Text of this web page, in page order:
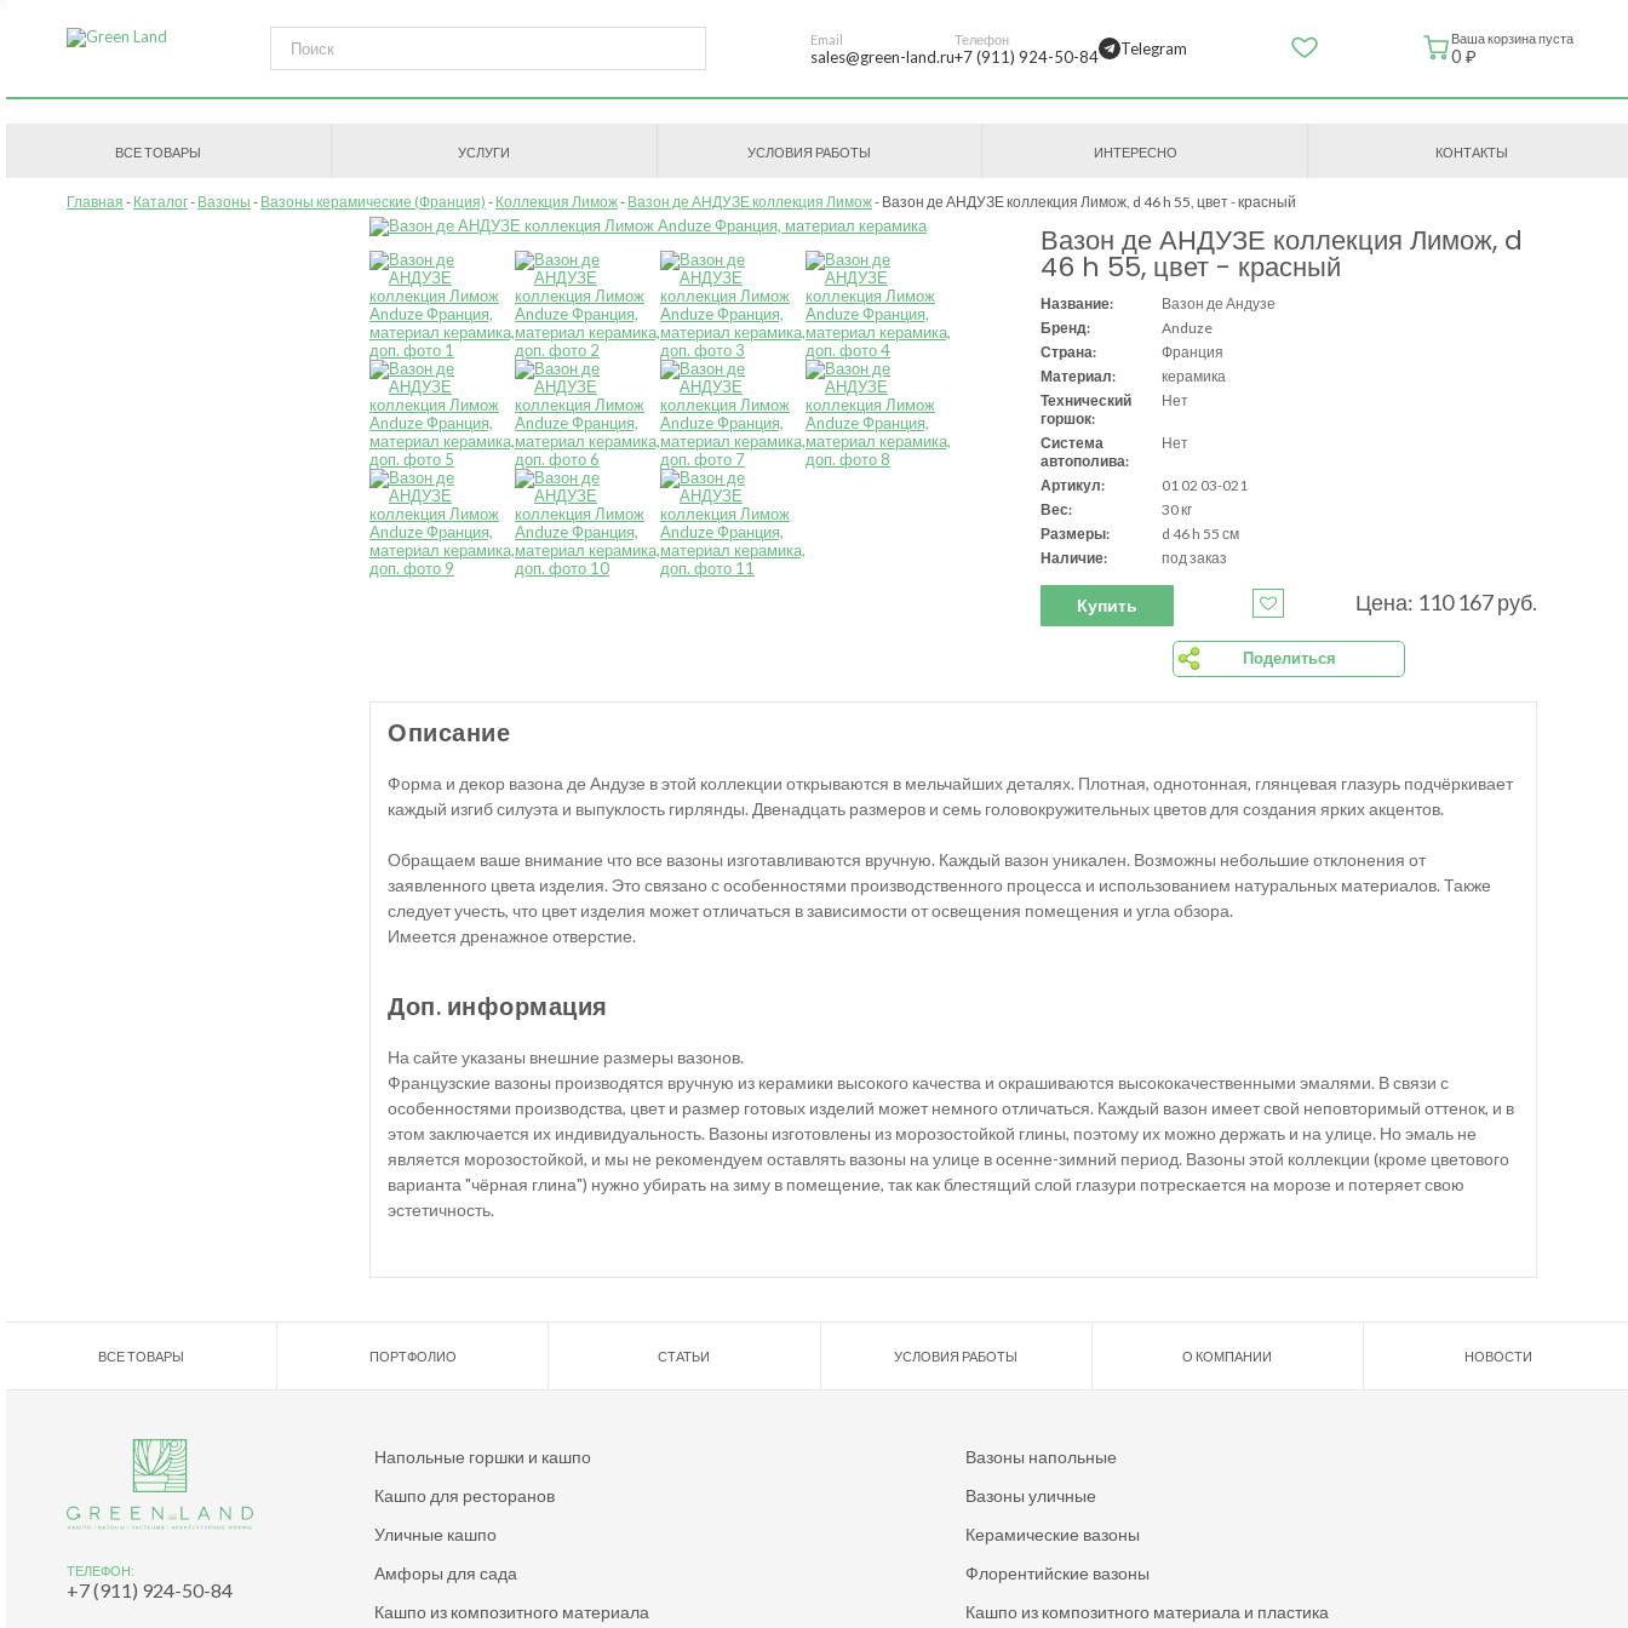
Email
sales@green-land.ru
Телефон
+7 (911) 924-50-84 Telegram Ваша корзина пуста
0 ₽
ВСЕ ТОВАРЫ УСЛУГИ УСЛОВИЯ РАБОТЫ ИНТЕРЕСНО КОНТАКТЫ
Главная Каталог Вазоны Вазоны керамические (Франция) Коллекция Лимож Вазон де АНДУЗЕ коллекция Лимож Вазон де АНДУЗЕ коллекция Лимож, d 46 h 55, цвет - красный
Вазон де АНДУЗЕ коллекция Лимож, d
46 h 55, цвет - красный
Название:
Вазон де Андузе
Бренд:
Anduze
Страна:
Франция
Материал:
керамика
Технический
горшок:
Нет
Система
автополива:
Нет
Артикул:
01 02 03-021
Вес:
30 кг
Размеры:
d 46 h 55 см
Наличие:
под заказ
Купить Цена: 110 167 руб.
Поделиться
Описание
Форма и декор вазона де Андузе в этой коллекции открываются в мельчайших деталях. Плотная, однотонная, глянцевая глазурь подчёркивает
каждый изгиб силуэта и выпуклость гирлянды. Двенадцать размеров и семь головокружительных цветов для создания ярких акцентов.
Обращаем ваше внимание что все вазоны изготавливаются вручную. Каждый вазон уникален. Возможны небольшие отклонения от
заявленного цвета изделия. Это связано с особенностями производственного процесса и использованием натуральных материалов. Также
следует учесть, что цвет изделия может отличаться в зависимости от освещения помещения и угла обзора.
Имеется дренажное отверстие.
Доп. информация
На сайте указаны внешние размеры вазонов.
Французские вазоны производятся вручную из керамики высокого качества и окрашиваются высококачественными эмалями. В связи с
особенностями производства, цвет и размер готовых изделий может немного отличаться. Каждый вазон имеет свой неповторимый оттенок, и в
этом заключается их индивидуальность. Вазоны изготовлены из морозостойкой глины, поэтому их можно держать и на улице. Но эмаль не
является морозостойкой, и мы не рекомендуем оставлять вазоны на улице в осенне-зимний период. Вазоны этой коллекции (кроме цветового
варианта "чёрная глина") нужно убирать на зиму в помещение, так как блестящий слой глазури потрескается на морозе и потеряет свою
эстетичность.
ВСЕ ТОВАРЫ ПОРТФОЛИО СТАТЬИ УСЛОВИЯ РАБОТЫ О КОМПАНИИ НОВОСТИ
ТЕЛЕФОН:
+7 (911) 924-50-84
Напольные горшки и кашпо
Вазоны напольные
Кашпо для ресторанов
Вазоны уличные
Уличные кашпо
Керамические вазоны
Амфоры для сада
Флорентийские вазоны
Кашпо из композитного материала
Кашпо из композитного материала и пластика